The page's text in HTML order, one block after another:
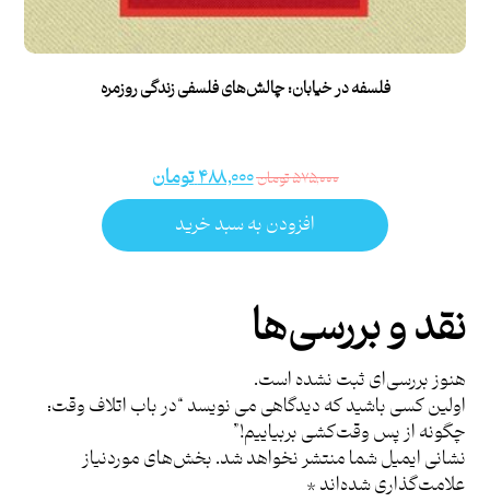
فلسفه در خیابان: چالش‌های فلسفی زندگی روزمره
۵۷۵,۰۰۰تومان۴۸۸,۰۰۰تومان
افزودن به سبد خرید
نقد و بررسی‌ها
هنوز بررسی‌ای ثبت نشده است.
اولین کسی باشید که دیدگاهی می نویسد “در باب اتلاف وقت:
چگونه از پس وقت‌کشی بربیاییم!”
نشانی ایمیل شما منتشر نخواهد شد.بخش‌های موردنیاز
علامت‌گذاری شده‌اند*